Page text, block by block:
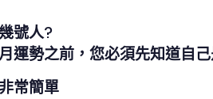
號人?
運勢之前，您必須先知道自
常簡單